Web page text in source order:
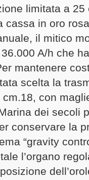
limitata a 25
cassa in oro
il mitico
A/h che
mantenere
scelta la
con
dei secoli
conservare la
“gravity
l’organo